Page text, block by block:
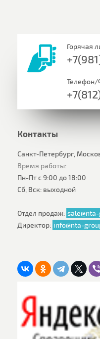
Горячая
Телефон/
Контакты
Санкт-Петербург,
Время работы:
Пн-Пт с 9:00 до 18:00
Сб, Вск: выходной
Отдел продаж:
Директор: info@nta-